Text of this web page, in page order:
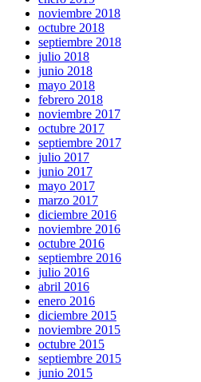
noviembre 2018
octubre 2018
septiembre 2018
julio 2018
junio 2018
mayo 2018
febrero 2018
noviembre 2017
octubre 2017
septiembre 2017
julio 2017
junio 2017
mayo 2017
marzo 2017
diciembre 2016
noviembre 2016
octubre 2016
septiembre 2016
julio 2016
abril 2016
enero 2016
diciembre 2015
noviembre 2015
octubre 2015
septiembre 2015
junio 2015